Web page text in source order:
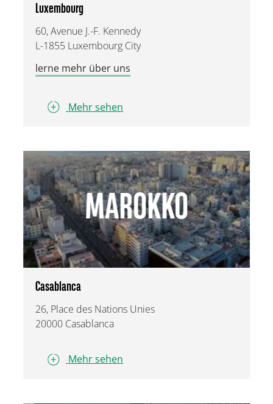
Luxembourg
60, Avenue J.-F. Kennedy
L-1855 Luxembourg City
lerne mehr über uns
Mehr sehen
MAROKKO
Casablanca
26, Place des Nations Unies
20000 Casablanca
Mehr sehen